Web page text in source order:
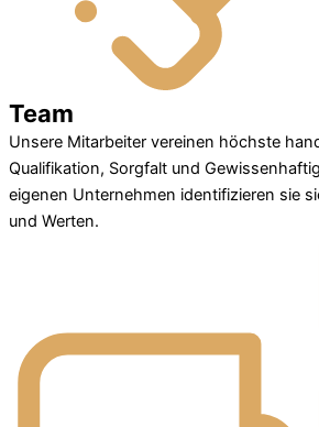
Team
Unsere Mitarbeiter vereinen höchste
Qualifikation, Sorgfalt und
eigenen Unternehmen identifizieren sie
und Werten.